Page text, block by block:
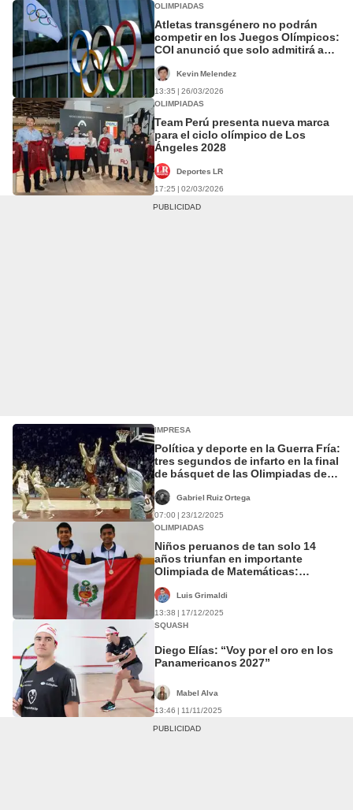
OLIMPIADAS
Atletas transgénero no podrán
competir en los Juegos Olímpicos:
COI anunció que solo admitirá a
Kevin Melendez
13:35 | 26/03/2026
OLIMPIADAS
Team Perú presenta nueva marca
para el ciclo olímpico de Los
Ángeles 2028
Deportes LR
17:25 | 02/03/2026
IMPRESA
Política y deporte en la Guerra Fría:
tres segundos de infarto en la final
de básquet de las Olimpiadas de
URSSGabriel Ruiz Ortega
07:00 | 23/12/2025
OLIMPIADAS
Niños peruanos de tan solo 14
años triunfan en importante
Olimpiada de Matemáticas:
Argentina
Luis Grimaldi
13:38 | 17/12/2025
SQUASH
Diego Elías: “Voy por el oro en los
Panamericanos 2027”
Mabel Alva
13:46 | 11/11/2025